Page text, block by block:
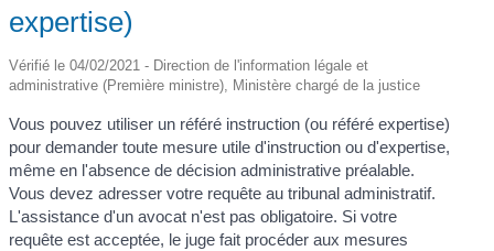
expertise)
Vérifié le 04/02/2021 - Direction de l'information légale et
administrative (Première ministre), Ministère chargé de la justice
Vous pouvez utiliser un référé instruction (ou référé expertise)
pour demander toute mesure utile d'instruction ou d'expertise,
même en l'absence de décision administrative préalable.
Vous devez adresser votre requête au tribunal administratif.
L'assistance d'un avocat n'est pas obligatoire. Si votre
requête est acceptée, le juge fait procéder aux mesures